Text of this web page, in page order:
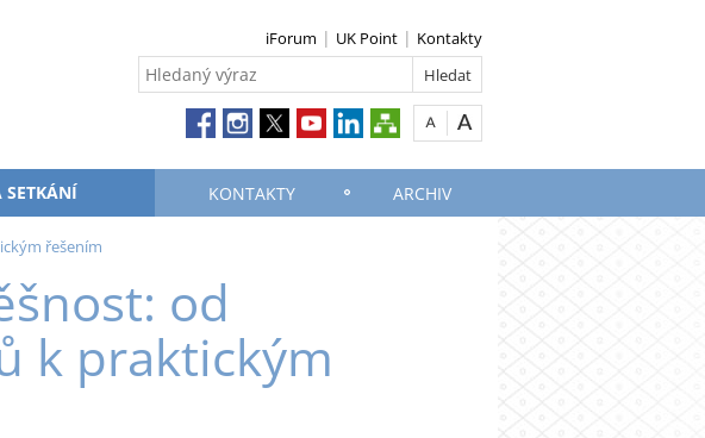
iForum UK Point Kontakty
SETKÁNÍ KONTAKTY ARCHIV
řešením
od
k praktickým